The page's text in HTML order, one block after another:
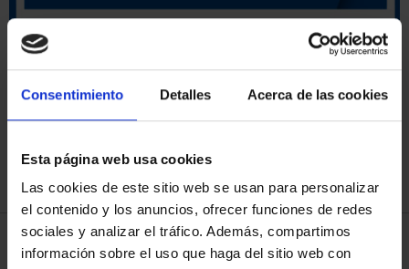
Consentimiento Detalles Acerca de las cookies
Esta página web usa cookies
Las cookies de este sitio web se usan para personalizar
el contenido y los anuncios, ofrecer funciones de redes
sociales y analizar el tráfico. Además, compartimos
información sobre el uso que haga del sitio web con
REFINAR
4 Productos encontrados